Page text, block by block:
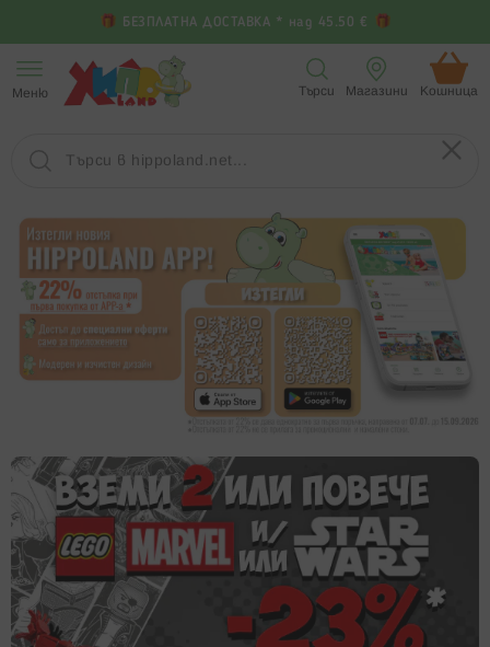
БЕЗПЛАТНА ДОСТАВКА * над 45.50 €
към
съдържанието
Меню Кошница (
Магазини
Търси